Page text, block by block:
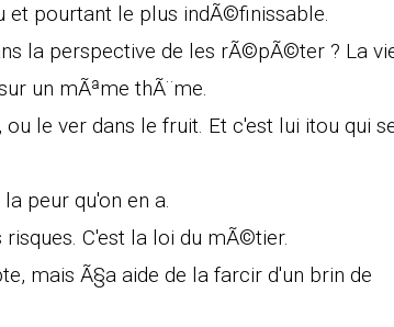
pourtant le plus indÃ©finissable.
la perspective de les rÃ©pÃ©ter ? La
un mÃªme thÃ¨me.
le ver dans le fruit. Et c'est lui itou qui
peur qu'on en a.
C'est la loi du mÃ©tier.
mais Ã§a aide de la farcir d'un brin de